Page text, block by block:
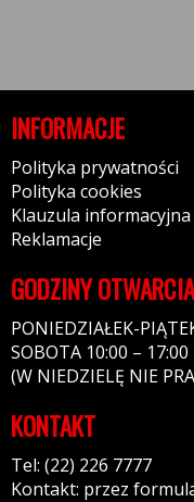
INFORMACJE
Polityka prywatności
Polityka cookies
Klauzula informacyjna
Reklamacje
GODZINY OTWARCIA
PONIEDZIAŁEK-
SOBOTA 10:00 – 17:00
(W NIEDZIELĘ NIE
KONTAKT
Tel: (22) 226 7777
Kontakt: przez